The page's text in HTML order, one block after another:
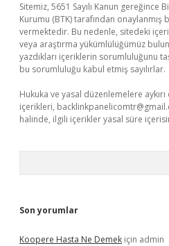
Sitemiz, 5651 Sayılı Kanun gereğince
Kurumu (BTK) tarafından onaylanmış
vermektedir. Bu nedenle, sitedeki
veya araştırma yükümlülüğümüz
yazdıkları içeriklerin sorumluluğunu
bu sorumluluğu kabul etmiş sayılırlar.
Hukuka ve yasal düzenlemelere
içerikleri,
halinde, ilgili içerikler yasal süre
Son yorumlar
Koopere Hasta Ne Demek için admin